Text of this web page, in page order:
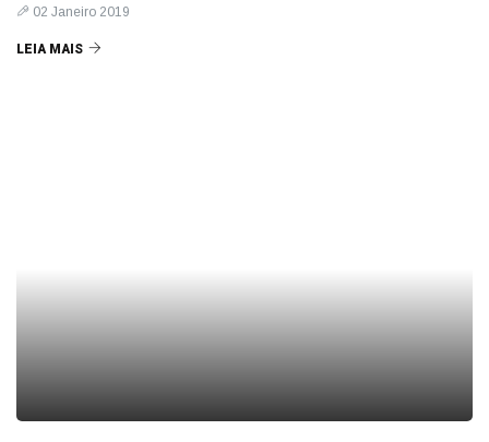
02 Janeiro 2019
LEIA MAIS